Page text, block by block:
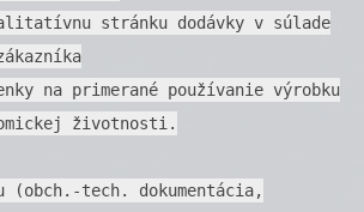
stránku dodávky v súlade
na primerané používanie výrobku
životnosti.
(obch.-tech. dokumentácia,